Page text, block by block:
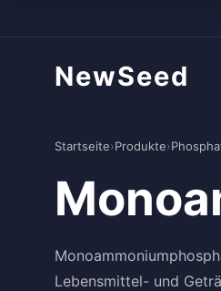
NewSeed
Startseite›Produkte›
Lebensmittel- und